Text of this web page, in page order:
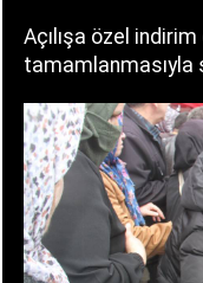
Açılışa özel
tamamlanmasıyla